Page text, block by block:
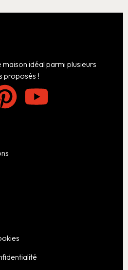
idéal parmi plusieurs
proposés !